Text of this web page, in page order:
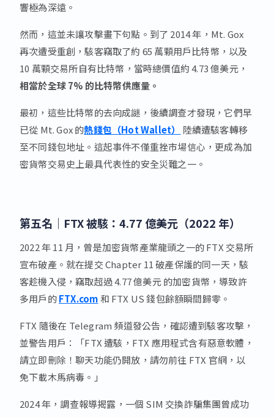
響極為深遠。
然而，這並未讓攻擊畫下句點。到了 2014 年，Mt. Gox
再次遭受重創，駭客竊取了約 65 萬顆用戶比特幣，以及
10 萬顆交易所自有比特幣，當時總價值約 4.73 億美元，
相當於全球 7% 的比特幣供應量。
最初，這些比特幣的去向成謎，後續調查才發現，它們早
已從 Mt. Gox 的熱錢包（Hot Wallet）
陸續遭駭客轉移
至不同錢包地址。這起事件不僅重挫市場信心，更成為加
密貨幣交易史上最具代表性的安全災難之一。
第五名｜ FTX 被駭：4.77 億美元（2022 年）
2022 年 11 月，曾是加密貨幣產業龍頭之一的 FTX 交易所
宣布破產。就在提交 Chapter 11 破產保護的同一天，駭
客趁機入侵，竊取超過 4.77 億美元 的加密貨幣，導致許
多用戶的FTX.com和 FTX US 錢包餘額瞬間歸零。
FTX 隨後在 Telegram 頻道發公告，確認遭到駭客攻擊，
並警告用戶：「FTX 遭駭，FTX 應用程式含有惡意軟體，
請立即刪除！聊天功能仍開放，請勿前往 FTX 官網，以
免下載木馬病毒。」
2024 年，調查報導揭露，一個 SIM 交換詐騙集團曾成功